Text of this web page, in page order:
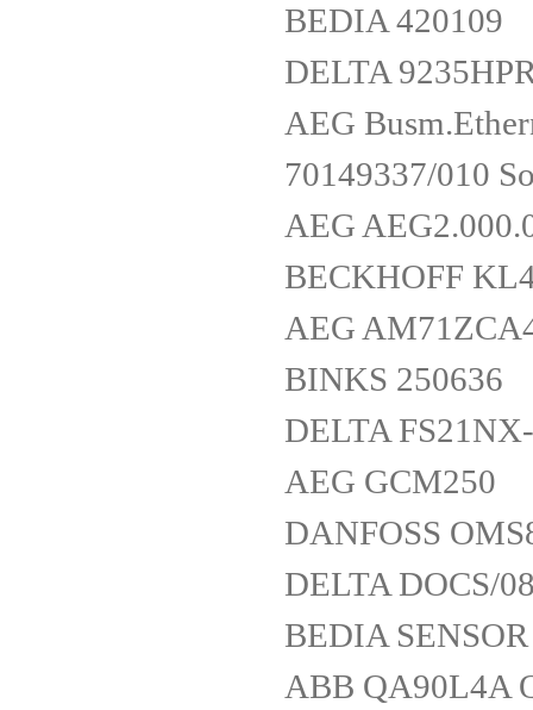
BEDIA 420109
DELTA
AEG
70149337/010
AEG
BECKHOFF
AEG
BINKS 250636
DELTA
AEG GCM250
DANFOSS
DELTA DOCS/
BEDIA
ABB QA90L4A